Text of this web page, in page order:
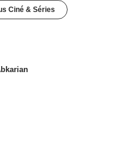
Ciné & Séries